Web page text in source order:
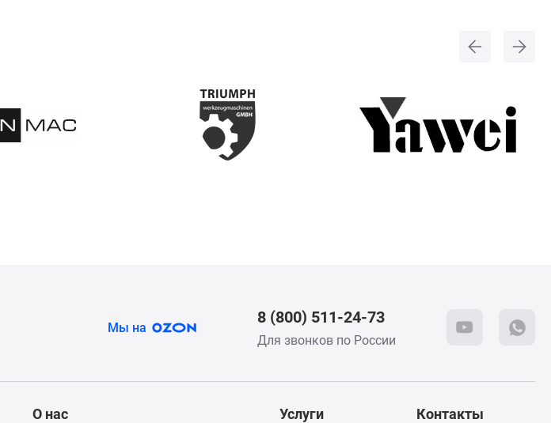
Мы на
8 (800) 511-24-73
Для звонков по России
О нас Услуги Контакты